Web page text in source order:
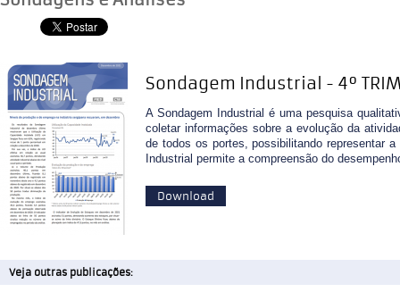
Sondagem Industrial - 4º
A Sondagem Industrial é uma pesquisa
coletar informações sobre a evolução da
de todos os portes, possibilitando representar
Industrial permite a compreensão do
Download
Veja outras publicações: